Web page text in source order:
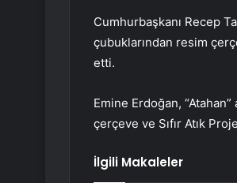
Cumhurbaşkanı Recep
çubuklarından resim
etti.
Emine Erdoğan,
çerçeve ve Sıfır Atık
İlgili Makaleler